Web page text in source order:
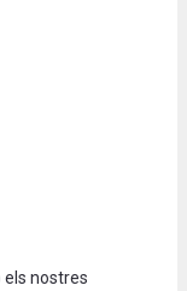
nostres